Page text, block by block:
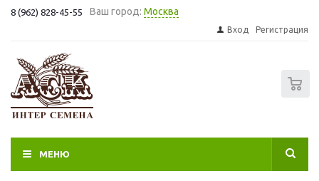
8 (962) 828-45-55 Ваш город: Москва
Вход Регистрация
МЕНЮ